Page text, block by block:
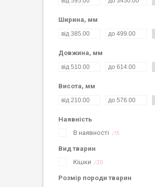
Ширина, мм
Довжина, мм
Висота, мм
Наявність
В наявності
15
Вид тварин
Кішки
20
Розмір породи тварин